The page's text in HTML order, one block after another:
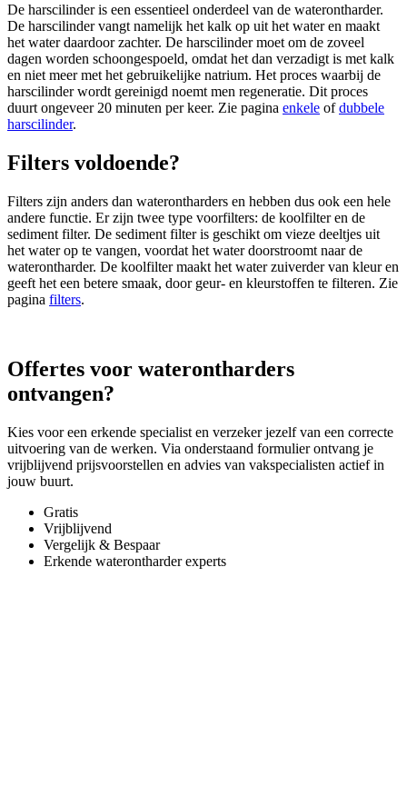
De harscilinder is een essentieel onderdeel van de waterontharder.
De harscilinder vangt namelijk het kalk op uit het water en maakt
het water daardoor zachter. De harscilinder moet om de zoveel
dagen worden schoongespoeld, omdat het dan verzadigt is met kalk
en niet meer met het gebruikelijke natrium. Het proces waarbij de
harscilinder wordt gereinigd noemt men regeneratie. Dit proces
duurt ongeveer 20 minuten per keer. Zie pagina enkele ofdubbele
harscilinder.
Filters voldoende?
Filters zijn anders dan waterontharders en hebben dus ook een hele
andere functie. Er zijn twee type voorfilters: de koolfilter en de
sediment filter. De sediment filter is geschikt om vieze deeltjes uit
het water op te vangen, voordat het water doorstroomt naar de
waterontharder. De koolfilter maakt het water zuiverder van kleur en
geeft het een betere smaak, door geur- en kleurstoffen te filteren. Zie
pagina filters.
Offertes voor waterontharders
ontvangen?
Kies voor een erkende specialist en verzeker jezelf van een correcte
uitvoering van de werken. Via onderstaand formulier ontvang je
vrijblijvend prijsvoorstellen en advies van vakspecialisten actief in
jouw buurt.
Gratis
Vrijblijvend
Vergelijk & Bespaar
Erkende waterontharder experts